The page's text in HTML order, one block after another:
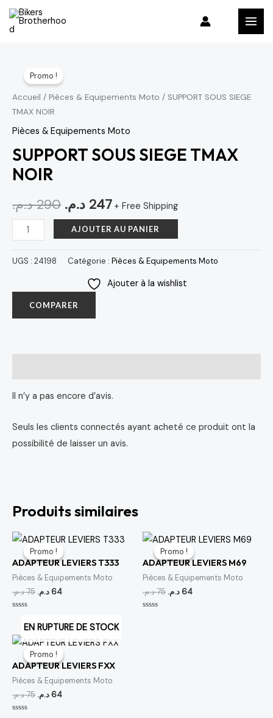
Aller
Promo !
Accueil / Pièces & Equipements Moto / SUPPORT SOUS SIEGE
TMAX NOIR
Pièces & Equipements Moto
SUPPORT SOUS SIEGE TMAX
NOIR
290 د.م.
prix
était :
290 د.م..
247 د.م.
prix
247 د.م..
+ Free Shipping
SUPPORT
SOUS
SIEGE
TMAX
NOIR
AJOUTER AU PANIER
UGS : 24198 Catégorie : Pièces & Equipements Moto
Ajouter à la wishlist
COMPARER
Il n’y a pas encore d’avis.
Seuls les clients connectés ayant acheté ce produit ont la
possibilité de laisser un avis.
Produits similaires
Promo !
Promo !
ADAPTEUR LEVIERS T333
Pièces & Equipements Moto
75د.م.
Le
initial
était :
75 د.م..
64 د.م.
Le
actuel
est :
64 د.م..
5
Promo !
Promo !
ADAPTEUR LEVIERS M69
Pièces & Equipements Moto
75د.م.
Le
initial
était :
75 د.م..
64 د.م.
Le
actuel
est :
64 د.م..
Promo !
EN RUPTURE DE STOCK
Promo !
ADAPTEUR LEVIERS FXX
Pièces & Equipements Moto
75د.م.
Le
initial
était :
75 د.م..
64 د.م.
Le
actuel
est :
64 د.م..